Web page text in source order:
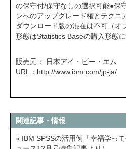
の保守付/保守なしの選択可能●保
ンへのアップグレード権とテクニ
ダウンロード版の混在は不可（オ
形態はStatistics Baseの購入形態
販売元： 日本アイ・ビー・エム
URL： http://www.ibm.com/jp-ja/
関連記事・情報
» IBM SPSSの活用例「幸福学っ